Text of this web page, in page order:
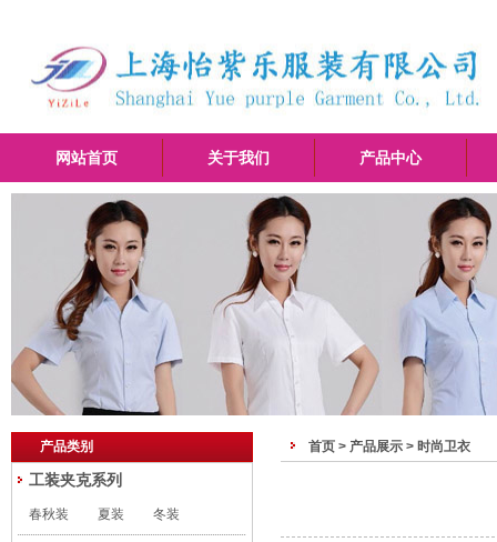
网站首页 关于我们 产品中心
产品类别
工装夹克系列
春秋装 夏装 冬装
首页 > 产品展示 > 时尚卫衣